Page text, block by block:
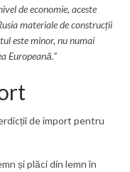
de economie, aceste
materiale de construcții
este minor, nu numai
Europeană.”
de import pentru
și plăci din lemn în